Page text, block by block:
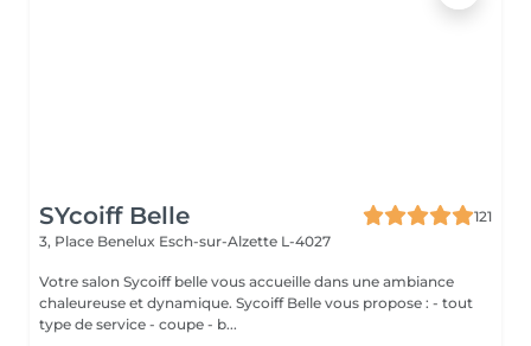
SYcoiff Belle
121
3, Place Benelux Esch-sur-Alzette L-4027
Votre salon Sycoiff belle vous accueille dans une ambiance
chaleureuse et dynamique. Sycoiff Belle vous propose : - tout
type de service - coupe - b...